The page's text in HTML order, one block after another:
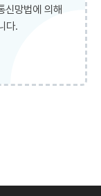
신망법에 의해
다.